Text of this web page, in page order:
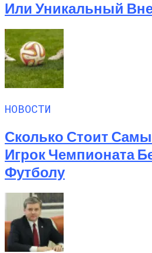
Или Уникальный
НОВОСТИ
Сколько Стоит
Игрок Чемпионата
Футболу